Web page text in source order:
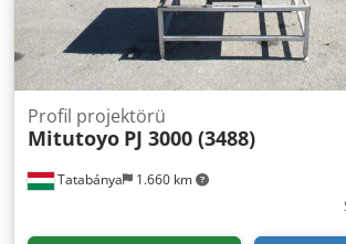
Tatabánya 1.660 km
Profil projektörü
Mitutoyo PJ 3000 (3488)